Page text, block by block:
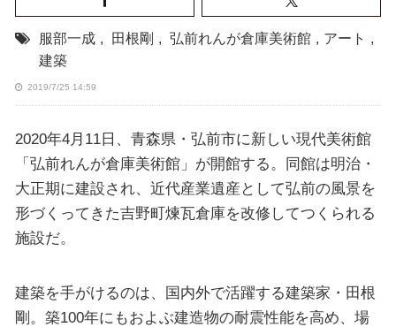
服部一成 , 田根剛 , 弘前れんが倉庫美術館 , アート ,
建築
2019/7/25 14:59
2020年4月11日、青森県・弘前市に新しい現代美術館
「弘前れんが倉庫美術館」が開館する。同館は明治・
大正期に建設され、近代産業遺産として弘前の風景を
形づくってきた吉野町煉瓦倉庫を改修してつくられる
施設だ。
建築を手がけるのは、国内外で活躍する建築家・田根
剛。築100年にもおよぶ建造物の耐震性能を高め、場